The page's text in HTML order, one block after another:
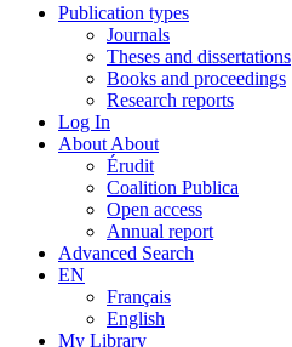
Publication types
Journals
Theses and dissertations
Books and proceedings
Research reports
Log In
About About
Érudit
Coalition Publica
Open access
Annual report
Advanced Search
EN
Français
English
My Library